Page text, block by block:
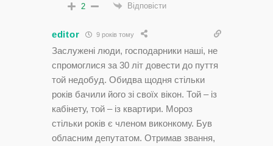
2 Відповісти
editor 9 років тому
Заслужені люди, господарники наші, не
спромоглися за 30 літ довести до пуття
той недобуд. Обидва щодня стільки
років бачили його зі своїх вікон. Той – із
кабінету, той – із квартири. Мороз
стільки років є членом виконкому. Був
обласним депутатом. Отримав звання,